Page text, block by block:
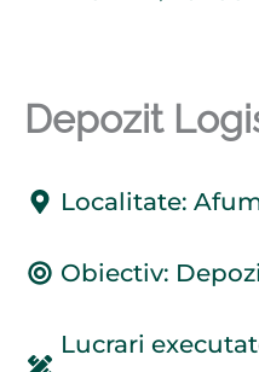
Depozit
Localitate:
Obiectiv:
Lucrari